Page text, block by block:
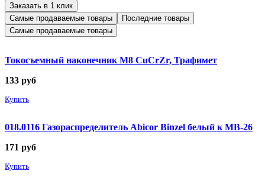
Заказать в 1 клик
Самые продаваемые товары
Последние товары
Самые продаваемые товары
Токосъемный наконечник М8 CuCrZr, Трафимет
133 руб
Купить
018.0116 Газораспределитель Abicor Binzel белый к MB-26
171 руб
Купить